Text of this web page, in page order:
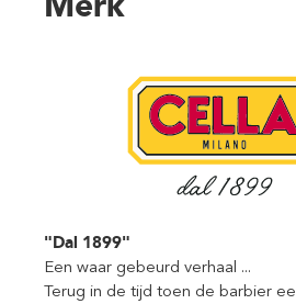
"Dal 1899"
Een waar gebeurd verhaal ...
Terug in de tijd toen de barbier